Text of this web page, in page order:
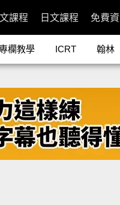
課程 日文課程 免費
欄教學 ICRT 翰林